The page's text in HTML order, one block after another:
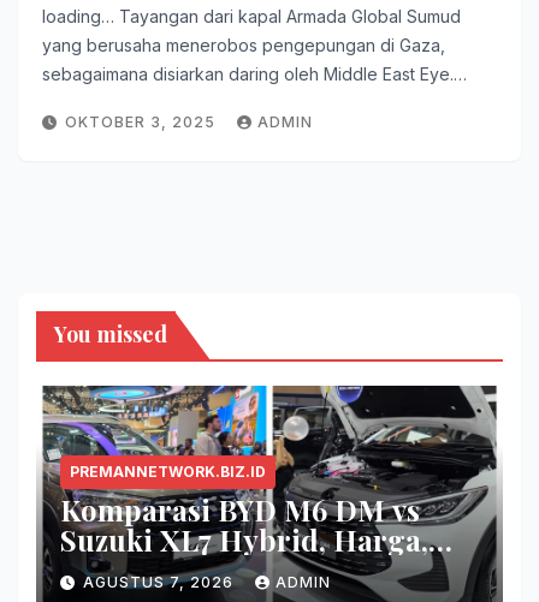
loading… Tayangan dari kapal Armada Global Sumud
yang berusaha menerobos pengepungan di Gaza,
sebagaimana disiarkan daring oleh Middle East Eye.…
OKTOBER 3, 2025 ADMIN
You missed
PREMANNETWORK.BIZ.ID
Komparasi BYD M6 DM vs
Suzuki XL7 Hybrid, Harga,
Fitur, dan Seberapa Irit?
AGUSTUS 7, 2026 ADMIN